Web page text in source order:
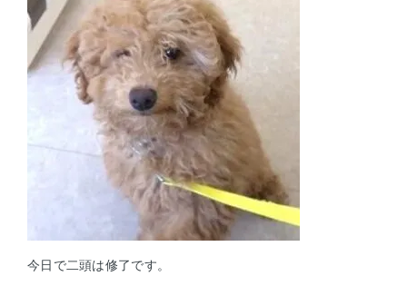
今日で二頭は修了です。